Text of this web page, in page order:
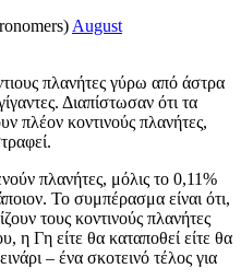
August
πλανήτες γύρω από άστρα
Διαπίστωσαν ότι τα
πλέον κοντινούς πλανήτες,
πλανήτες, μόλις το 0,11%
Το συμπέρασμα είναι ότι,
τους κοντινούς πλανήτες
η Γη είτε θα καταποθεί είτε θα
– ένα σκοτεινό τέλος για